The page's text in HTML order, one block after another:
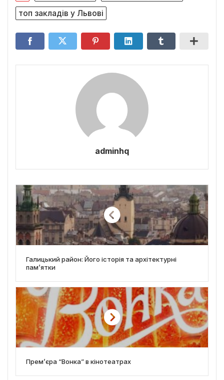
топ закладів у Львові
adminhq
Галицький район: Його історія та архітектурні
пам’ятки
Прем’єра “Вонка” в кінотеатрах